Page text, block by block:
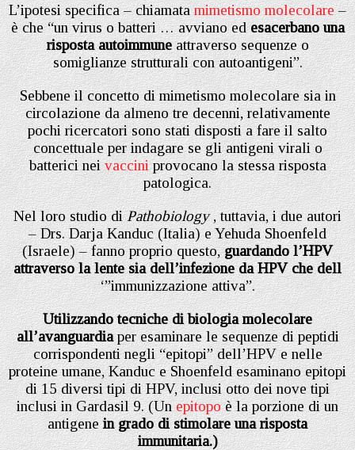
L’ipotesi specifica – chiamatamimetismo molecolare–
è che “un virus o batteri … avviano edesacerbano una
risposta autoimmuneattraverso sequenze o
somiglianze strutturali con autoantigeni”.
Sebbene il concetto di mimetismo molecolare sia in
circolazione da almeno tre decenni, relativamente
pochi ricercatori sono stati disposti a fare il salto
concettuale per indagare se gli antigeni virali o
batterici neivacciniprovocano la stessa risposta
patologica.
Nel loro studio diPathobiology, tuttavia, i due autori
– Drs. Darja Kanduc (Italia) e Yehuda Shoenfeld
(Israele) – fanno proprio questo,guardando l’HPV
attraverso la lente sia dell’infezione da HPV che dell
‘”immunizzazione attiva”.
Utilizzando tecniche di biologia molecolare
all’avanguardiaper esaminare le sequenze di peptidi
corrispondenti negli “epitopi” dell’HPV e nelle
proteine ​​umane, Kanduc e Shoenfeld esaminano epitopi
di 15 diversi tipi di HPV, inclusi otto dei nove tipi
inclusi in Gardasil 9. (Unepitopoè la porzione di un
antigenein grado di stimolare una risposta
immunitaria.)